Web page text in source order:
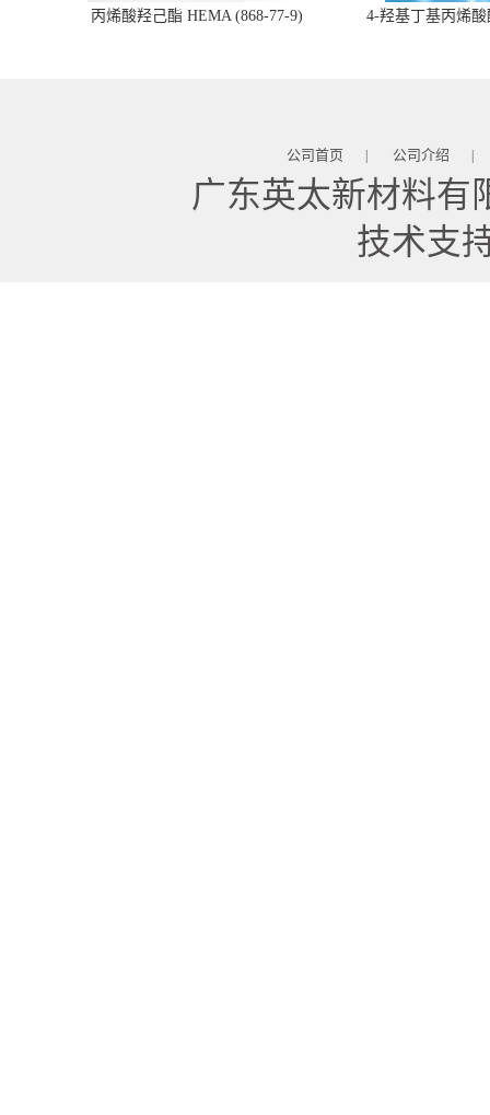
丙烯酸羟己酯 HEMA (868-77-9)
4-羟基丁基丙烯
公司首页 公司介绍
广东英太新材料有
技术支